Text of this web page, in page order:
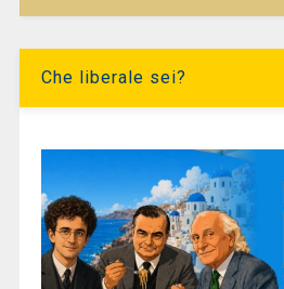
Che liberale sei?